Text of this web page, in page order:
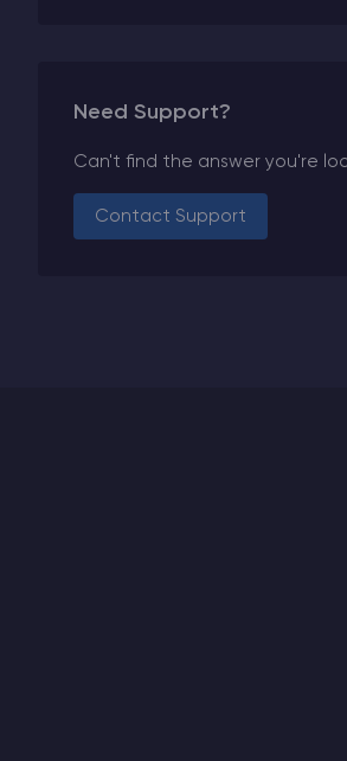
Need Support?
Can't find the answer you're
Contact Support